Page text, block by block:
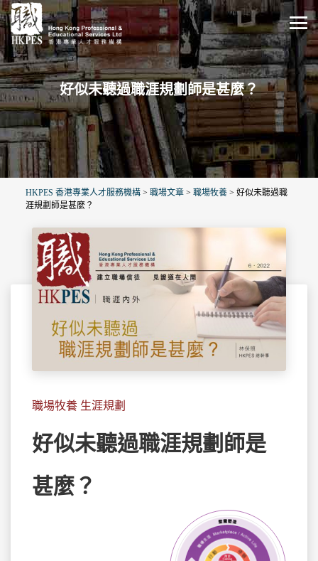
好似未聽過職涯規劃師是甚麼？
HKPES 香港專業人才服務機構 > 職場文章 > 職場牧養 > 好似未聽過職
涯規劃師是甚麼？
職場牧養 生涯規劃
好似未聽過職涯規劃師是
甚麼？